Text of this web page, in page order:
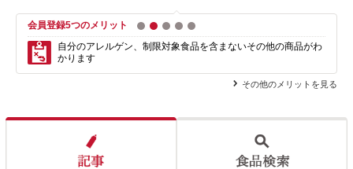
会員登録5つのメリット 1 2 3 4
自分のアレルゲン、制限対象食品を含まないその他の商品がわ
かります
その他のメリットを見る